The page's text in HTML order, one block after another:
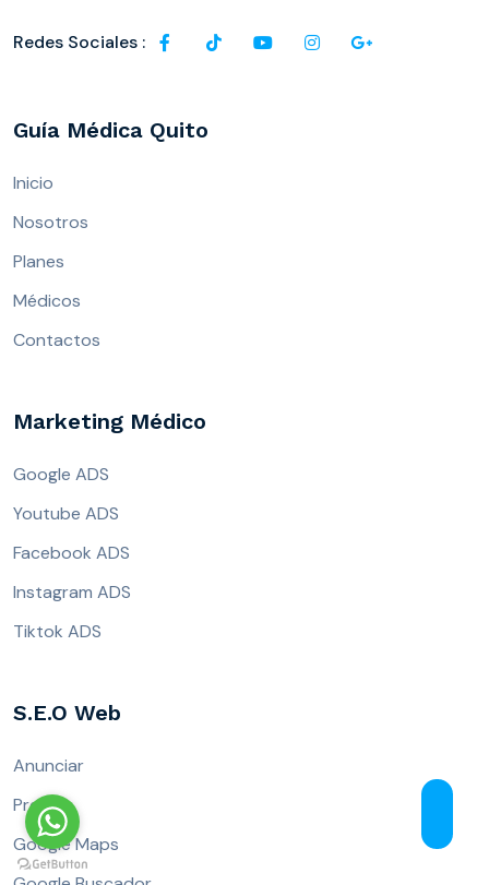
Redes Sociales :
Guía Médica Quito
Inicio
Nosotros
Planes
Médicos
Contactos
Marketing Médico
Google ADS
Youtube ADS
Facebook ADS
Instagram ADS
Tiktok ADS
S.E.O Web
Anunciar
Precios
Google Maps